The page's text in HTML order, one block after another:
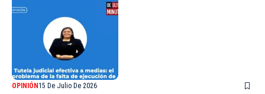
OPINIÓN15 De Julio De 2026